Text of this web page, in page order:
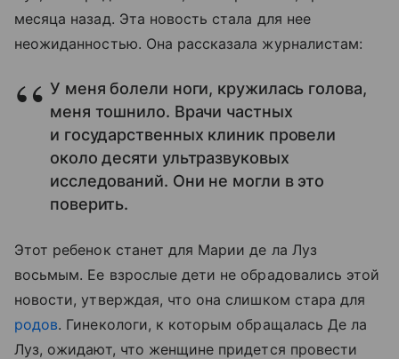
месяца назад. Эта новость стала для нее
неожиданностью. Она рассказала журналистам:
У меня болели ноги, кружилась голова,
меня тошнило. Врачи частных
и государственных клиник провели
около десяти ультразвуковых
исследований. Они не могли в это
поверить.
Этот ребенок станет для Марии де ла Луз
восьмым. Ее взрослые дети не обрадовались этой
новости, утверждая, что она слишком стара для
родов. Гинекологи, к которым обращалась Де ла
Луз, ожидают, что женщине придется провести